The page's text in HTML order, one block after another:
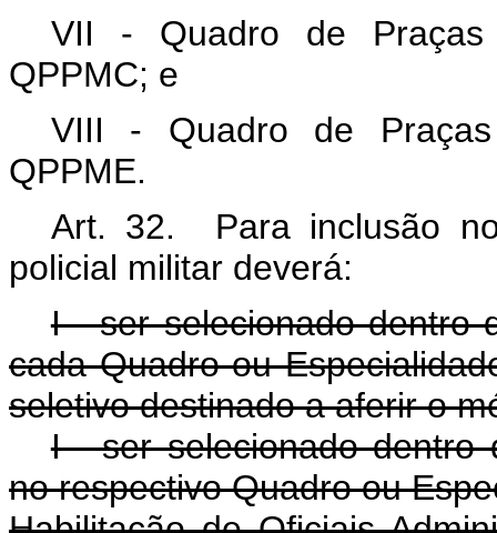
VII - Quadro de Praças
QPPMC; e
VIII - Quadro de
QPPME.
Art. 32. Para inclusão
policial militar deverá:
I - ser selecionado dentro
cada Quadro ou
seletivo destinado a aferir o
I - ser selecionado dentro
no respectivo Quadro ou